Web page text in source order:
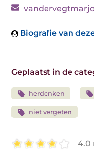
Biografie van
Geplaatst in de
herdenken
niet vergeten
4.0